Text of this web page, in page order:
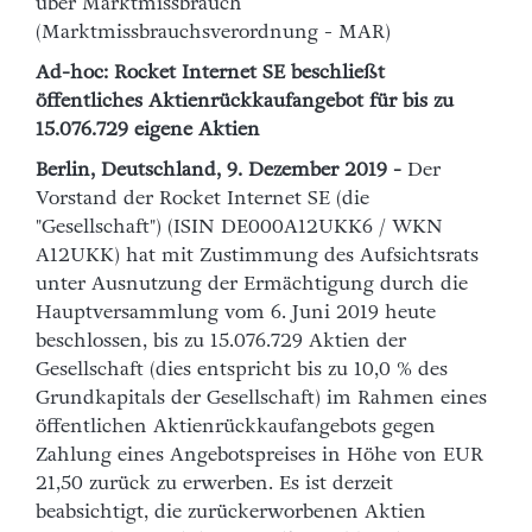
über Marktmissbrauch
(Marktmissbrauchsverordnung - MAR)
Ad-hoc: Rocket Internet SE beschließt
öffentliches Aktienrückkaufangebot für bis zu
15.076.729 eigene Aktien
Berlin, Deutschland, 9. Dezember 2019 - Der
Vorstand der Rocket Internet SE (die
"Gesellschaft") (ISIN DE000A12UKK6 / WKN
A12UKK) hat mit Zustimmung des Aufsichtsrats
unter Ausnutzung der Ermächtigung durch die
Hauptversammlung vom 6. Juni 2019 heute
beschlossen, bis zu 15.076.729 Aktien der
Gesellschaft (dies entspricht bis zu 10,0 % des
Grundkapitals der Gesellschaft) im Rahmen eines
öffentlichen Aktienrückkaufangebots gegen
Zahlung eines Angebotspreises in Höhe von EUR
21,50 zurück zu erwerben. Es ist derzeit
beabsichtigt, die zurückerworbenen Aktien